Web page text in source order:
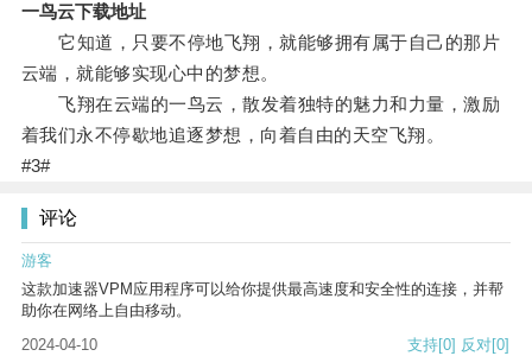
一鸟云下载地址
它知道，只要不停地飞翔，就能够拥有属于自己的那片
云端，就能够实现心中的梦想。
飞翔在云端的一鸟云，散发着独特的魅力和力量，激励
着我们永不停歇地追逐梦想，向着自由的天空飞翔。
#3#
评论
游客
这款加速器VPM应用程序可以给你提供最高速度和安全性的连接，并帮
助你在网络上自由移动。
2024-04-10
支持[0] 反对[0]